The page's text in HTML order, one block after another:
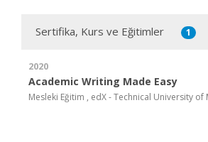
Sertifika, Kurs ve Eğitimler 1
2020
Academic Writing Made Easy
Mesleki Eğitim , edX - Technical University of